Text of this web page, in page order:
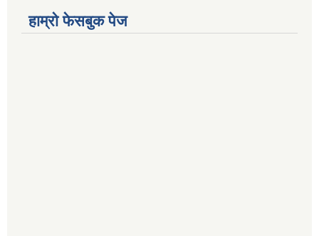
हाम्रो फेसबुक पेज